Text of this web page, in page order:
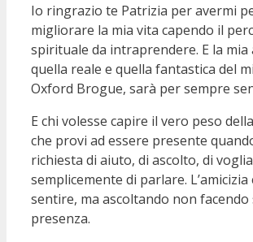
Io ringrazio te Patrizia per avermi
migliorare la mia vita capendo il
spirituale da intraprendere. E la mia
quella reale e quella fantastica del
Oxford Brogue, sarà per sempre
E chi volesse capire il vero peso
che provi ad essere presente
richiesta di aiuto, di ascolto, di voglia
semplicemente di parlare. L’amicizia
sentire, ma ascoltando non facendo
presenza.